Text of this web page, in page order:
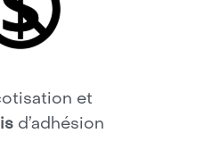
et
d’adhésion